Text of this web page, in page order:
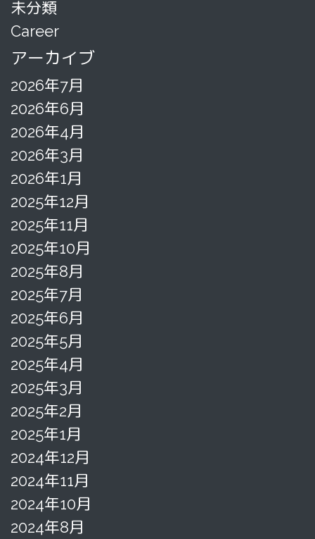
未分類
Career
アーカイブ
2026年7月
2026年6月
2026年4月
2026年3月
2026年1月
2025年12月
2025年11月
2025年10月
2025年8月
2025年7月
2025年6月
2025年5月
2025年4月
2025年3月
2025年2月
2025年1月
2024年12月
2024年11月
2024年10月
2024年8月